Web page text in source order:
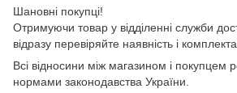
Шановні покупці!
Отримуючи товар у відділенні служби
відразу перевіряйте наявність і
Всі відносини між магазином і покупцем
нормами законодавства України.